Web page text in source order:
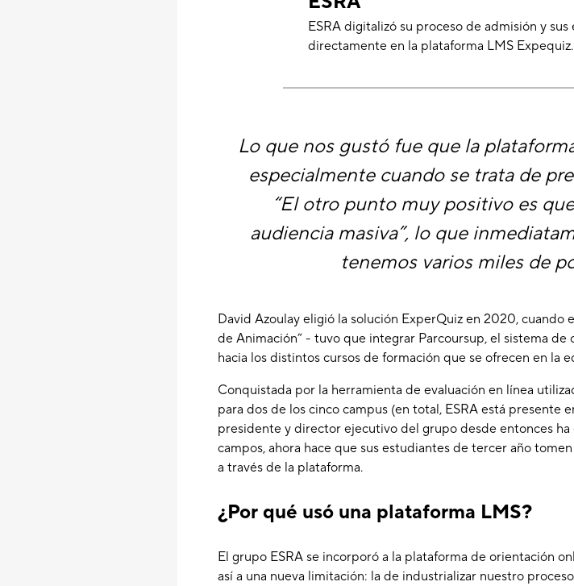
ESRA digitalizó su proceso de admisión y
directamente en la plataforma LMS Expequiz.
Lo que nos gustó fue que la
especialmente cuando se trata de
“El otro punto muy positivo es
audiencia masiva”, lo que
tenemos varios miles de
David Azoulay eligió la solución ExperQuiz en 2020, cuando
de Animación” - tuvo que integrar Parcoursup, el sistema
hacia los distintos cursos de formación que se ofrecen en la
Conquistada por la herramienta de evaluación en línea
para dos de los cinco campus (en total, ESRA está presente
presidente y director ejecutivo del grupo desde entonces
campos, ahora hace que sus estudiantes de tercer año
a través de la plataforma.
¿Por qué usó una plataforma LMS?
El grupo ESRA se incorporó a la plataforma de orientación
así a una nueva limitación: la de industrializar nuestro